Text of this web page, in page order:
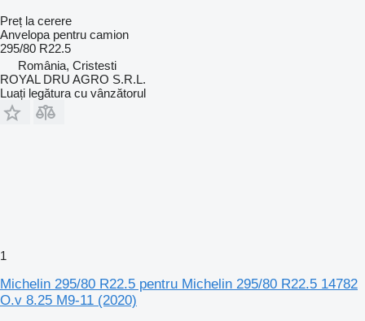
Preț la cerere
Anvelopa pentru camion
295/80 R22.5
România, Cristesti
ROYAL DRU AGRO S.R.L.
Luați legătura cu vânzătorul
1
Michelin 295/80 R22.5 pentru Michelin 295/80 R22.5 14782
O.v 8.25 M9-11 (2020)